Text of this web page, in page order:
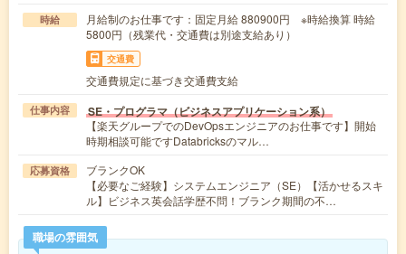
時給
月給制のお仕事です：固定月給 880900円 ※時給換算 時給
5800円（残業代・交通費は別途支給あり）
交通費
交通費規定に基づき交通費支給
仕事内容 SE・プログラマ（ビジネスアプリケーション系）
【楽天グループでのDevOpsエンジニアのお仕事です】開始
時期相談可能ですDatabricksのマル…
応募資格
ブランクOK
【必要なご経験】システムエンジニア（SE）【活かせるスキ
ル】ビジネス英会話学歴不問！ブランク期間の不…
職場の雰囲気